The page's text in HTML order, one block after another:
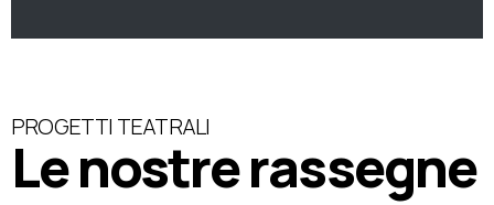
PROGETTI TEATRALI
Le nostre rassegne